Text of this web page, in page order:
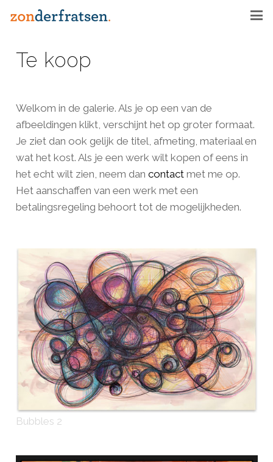
Te koop
Welkom in de galerie. Als je op een van de
afbeeldingen klikt, verschijnt het op groter formaat.
Je ziet dan ook gelijk de titel, afmeting, materiaal en
wat het kost. Als je een werk wilt kopen of eens in
het echt wilt zien, neem dan contactmet me op.
Het aanschaffen van een werk met een
betalingsregeling behoort tot de mogelijkheden.
Bubbles 2